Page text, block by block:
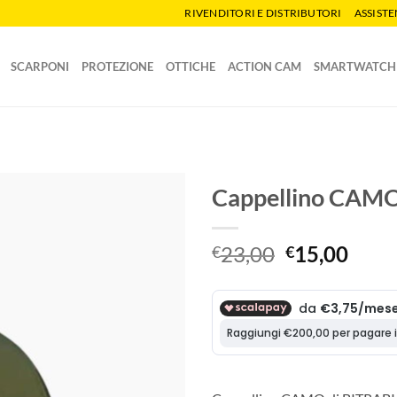
RIVENDITORI E DISTRIBUTORI
SCARPONI PROTEZIONE OTTICHE ACTION CAM SMARTWATCH
Cappellino
€23,00 Il
prezzo
originale
era:
€23,00.
€15,00Il
è: